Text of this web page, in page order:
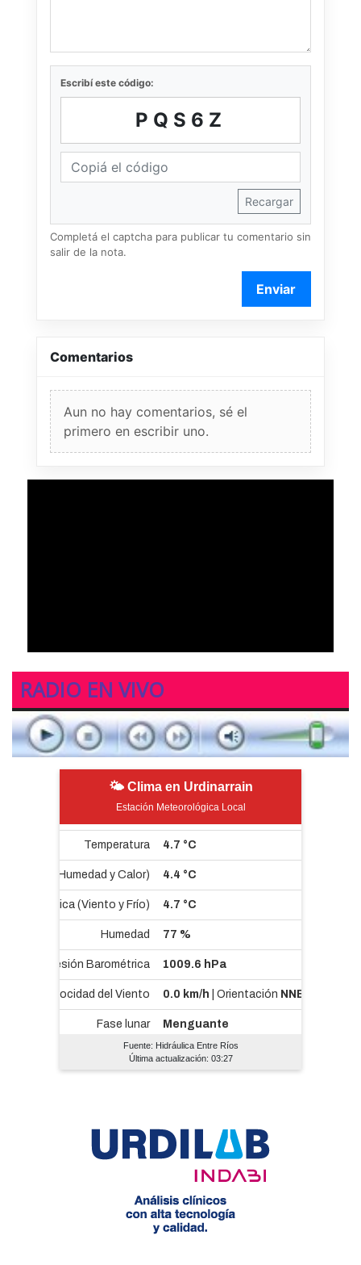
Escribí este código:
PQS6Z
Recargar
Completá el captcha para publicar tu comentario sin
salir de la nota.
Enviar
Comentarios
Aun no hay comentarios, sé el
primero en escribir uno.
RADIO EN VIVO
🌤 Clima en Urdinarrain
Estación Meteorológica Local
Fuente: Hidráulica Entre Ríos
Última actualización: 03:27